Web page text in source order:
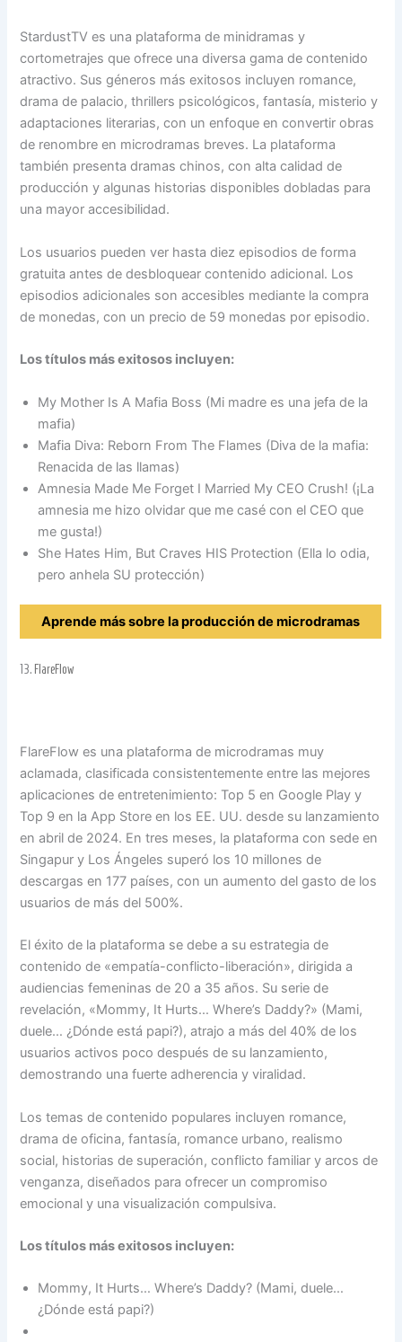
StardustTV es una plataforma de minidramas y
cortometrajes que ofrece una diversa gama de contenido
atractivo. Sus géneros más exitosos incluyen romance,
drama de palacio, thrillers psicológicos, fantasía, misterio y
adaptaciones literarias, con un enfoque en convertir obras
de renombre en microdramas breves. La plataforma
también presenta dramas chinos, con alta calidad de
producción y algunas historias disponibles dobladas para
una mayor accesibilidad.
Los usuarios pueden ver hasta diez episodios de forma
gratuita antes de desbloquear contenido adicional. Los
episodios adicionales son accesibles mediante la compra
de monedas, con un precio de 59 monedas por episodio.
Los títulos más exitosos incluyen:
My Mother Is A Mafia Boss (Mi madre es una jefa de la
mafia)
Mafia Diva: Reborn From The Flames (Diva de la mafia:
Renacida de las llamas)
Amnesia Made Me Forget I Married My CEO Crush! (¡La
amnesia me hizo olvidar que me casé con el CEO que
me gusta!)
She Hates Him, But Craves HIS Protection (Ella lo odia,
pero anhela SU protección)
Aprende más sobre la producción de microdramas
13. FlareFlow
FlareFlow es una plataforma de microdramas muy
aclamada, clasificada consistentemente entre las mejores
aplicaciones de entretenimiento: Top 5 en Google Play y
Top 9 en la App Store en los EE. UU. desde su lanzamiento
en abril de 2024. En tres meses, la plataforma con sede en
Singapur y Los Ángeles superó los 10 millones de
descargas en 177 países, con un aumento del gasto de los
usuarios de más del 500%.
El éxito de la plataforma se debe a su estrategia de
contenido de «empatía-conflicto-liberación», dirigida a
audiencias femeninas de 20 a 35 años. Su serie de
revelación, «Mommy, It Hurts… Where’s Daddy?» (Mami,
duele… ¿Dónde está papi?), atrajo a más del 40% de los
usuarios activos poco después de su lanzamiento,
demostrando una fuerte adherencia y viralidad.
Los temas de contenido populares incluyen romance,
drama de oficina, fantasía, romance urbano, realismo
social, historias de superación, conflicto familiar y arcos de
venganza, diseñados para ofrecer un compromiso
emocional y una visualización compulsiva.
Los títulos más exitosos incluyen:
Mommy, It Hurts… Where’s Daddy? (Mami, duele…
¿Dónde está papi?)